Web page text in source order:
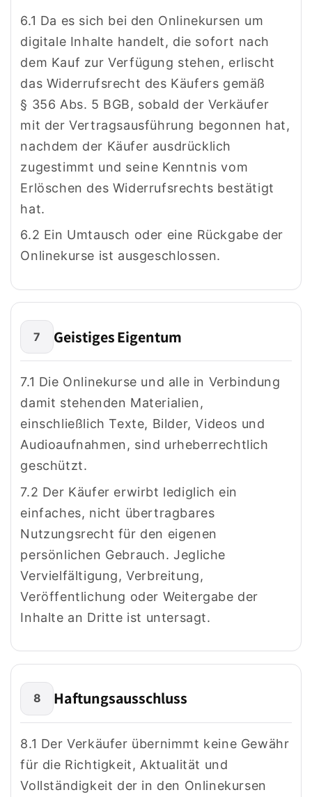
6.1 Da es sich bei den Onlinekursen um
digitale Inhalte handelt, die sofort nach
dem Kauf zur Verfügung stehen, erlischt
das Widerrufsrecht des Käufers gemäß
§ 356 Abs. 5 BGB, sobald der Verkäufer
mit der Vertragsausführung begonnen hat,
nachdem der Käufer ausdrücklich
zugestimmt und seine Kenntnis vom
Erlöschen des Widerrufsrechts bestätigt
hat.
6.2 Ein Umtausch oder eine Rückgabe der
Onlinekurse ist ausgeschlossen.
7 Geistiges Eigentum
7.1 Die Onlinekurse und alle in Verbindung
damit stehenden Materialien,
einschließlich Texte, Bilder, Videos und
Audioaufnahmen, sind urheberrechtlich
geschützt.
7.2 Der Käufer erwirbt lediglich ein
einfaches, nicht übertragbares
Nutzungsrecht für den eigenen
persönlichen Gebrauch. Jegliche
Vervielfältigung, Verbreitung,
Veröffentlichung oder Weitergabe der
Inhalte an Dritte ist untersagt.
8 Haftungsausschluss
8.1 Der Verkäufer übernimmt keine Gewähr
für die Richtigkeit, Aktualität und
Vollständigkeit der in den Onlinekursen